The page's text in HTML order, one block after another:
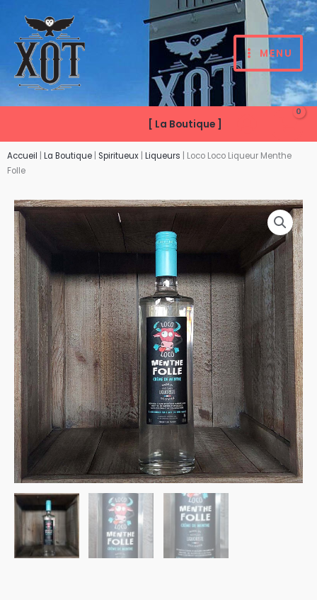
contenu
MENU
[ La Boutique ]
Accueil La Boutique Spiritueux Liqueurs
Loco Loco Liqueur Menthe
Folle